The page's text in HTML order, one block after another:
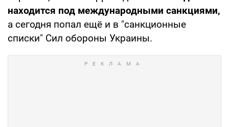
находится под международными санкциями,
а сегодня попал ещё и в "санкционные
списки" Сил обороны Украины.